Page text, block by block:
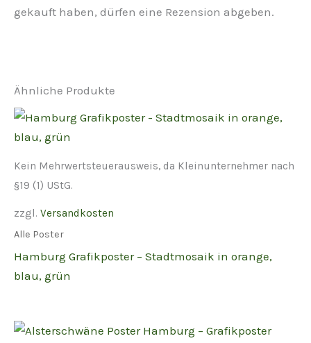
gekauft haben, dürfen eine Rezension abgeben.
Ähnliche Produkte
Kein Mehrwertsteuerausweis, da Kleinunternehmer nach
§19 (1) UStG.
zzgl. Versandkosten
Alle Poster
Hamburg Grafikposter – Stadtmosaik in orange,
blau, grün